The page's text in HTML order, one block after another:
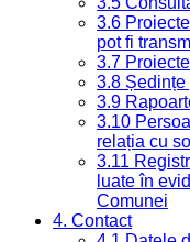
3.6
pot fi
3.7
3.8 Ședințe
3.9
3.10
relația cu
3.11
luate în
Comunei
4. Contact